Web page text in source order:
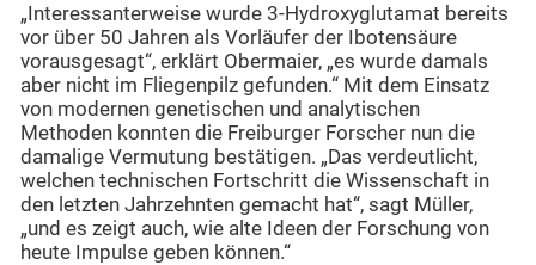
„Interessanterweise wurde 3‑Hydroxyglutamat bereits
vor über 50 Jahren als Vorläufer der Ibotensäure
vorausgesagt“, erklärt Obermaier, „es wurde damals
aber nicht im Fliegenpilz gefunden.“ Mit dem Einsatz
von modernen genetischen und analytischen
Methoden konnten die Freiburger Forscher nun die
damalige Vermutung bestätigen. „Das verdeutlicht,
welchen technischen Fortschritt die Wissenschaft in
den letzten Jahrzehnten gemacht hat“, sagt Müller,
„und es zeigt auch, wie alte Ideen der Forschung von
heute Impulse geben können.“